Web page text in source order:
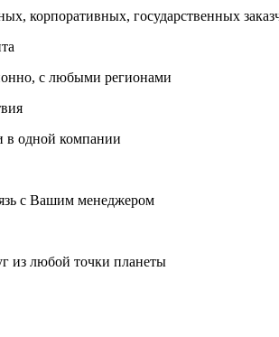
корпоративных, государственных
с любыми регионами
в одной компании
с Вашим менеджером
из любой точки планеты